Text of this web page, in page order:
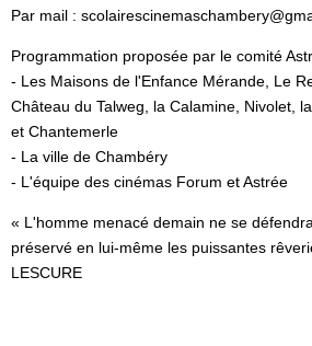
Par mail :
Programmation proposée par le comité
- Les Maisons de l'Enfance Mérande, Le
Château du Talweg, la Calamine, Nivolet,
et Chantemerle
- La ville de Chambéry
- L'équipe des cinémas Forum et Astrée
« L'homme menacé demain ne se
préservé en lui-même les puissantes
LESCURE